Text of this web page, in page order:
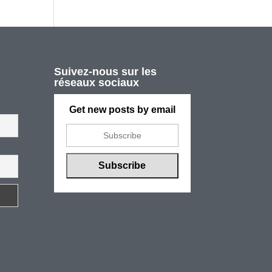
Suivez-nous sur les
réseaux sociaux
Get new posts by email